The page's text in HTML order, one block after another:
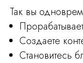
Так вы
Создаете
Становитесь